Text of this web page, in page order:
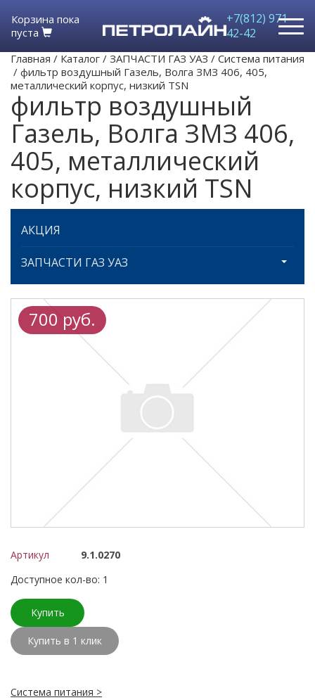
Корзина пока
пуста
+7(812) 971-
42-42
Главная / Каталог / ЗАПЧАСТИ ГАЗ УАЗ / Система питания
/ фильтр воздушный Газель, Волга ЗМЗ 406, 405,
металлический корпус, низкий TSN
фильтр воздушный
Газель, Волга ЗМЗ 406,
405, металлический
корпус, низкий TSN
АКЦИЯ
ЗАПЧАСТИ ГАЗ УАЗ
700 руб.
Артикул
9.1.0270
Доступное кол-во: 1
Купить
Купить в 1 клик
Система питания >